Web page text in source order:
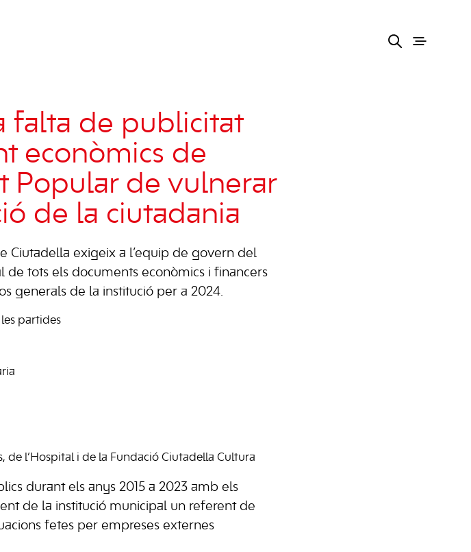
falta de publicitat
econòmics de
Popular de vulnerar
de la ciutadania
Ciutadella exigeix a l’equip de govern del
tots els documents econòmics i financers
generals de la institució per a 2024.
les partides
de l’Hospital i de la Fundació Ciutadella Cultura
durant els anys 2015 a 2023 amb els
de la institució municipal un referent de
fetes per empreses externes